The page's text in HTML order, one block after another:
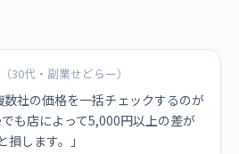
30代・副業せどらー）
数社の価格を一括チェックするのが
も店によって5,000円以上の差が
します。」